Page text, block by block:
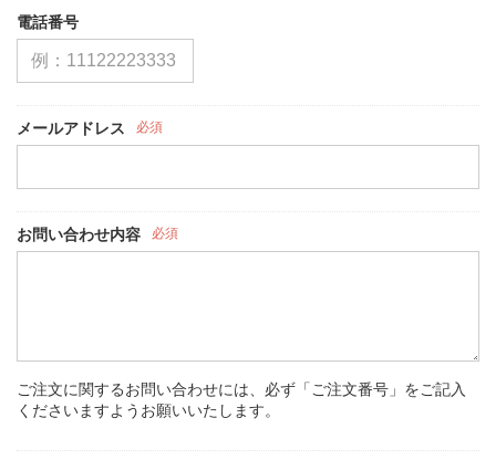
電話番号
メールアドレス 必須
お問い合わせ内容 必須
ご注文に関するお問い合わせには、必ず「ご注文番号」をご記入
くださいますようお願いいたします。